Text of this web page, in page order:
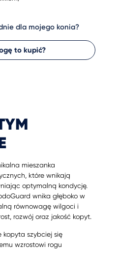
dla mojego konia?
to kupić?
mieszanka
które wnikają
optymalną kondycję.
wnika głęboko w
równowagę wilgoci i
rozwój oraz jakość kopyt.
kopyta szybciej się
wzrostowi rogu